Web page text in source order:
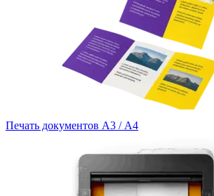
Печать документов А3 / А4